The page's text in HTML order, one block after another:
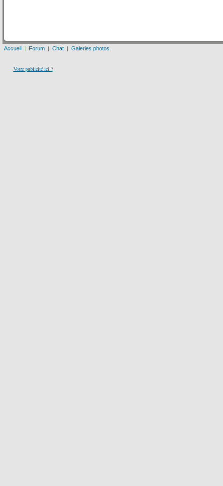
Accueil | Forum | Chat | Galeries photos
Votre publicité ici ?